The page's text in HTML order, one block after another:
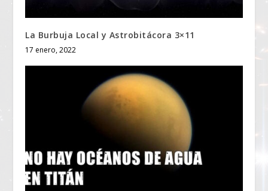
La Burbuja Local y Astrobitácora 3×11
17 enero, 2022